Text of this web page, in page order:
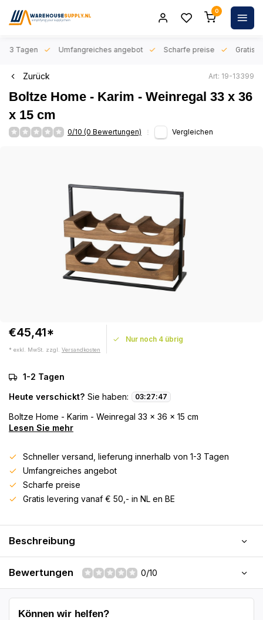
0
3 Tagen Umfangreiches angebot Scharfe preise Gratis
Zurück Art: 19-13399
Boltze Home - Karim - Weinregal 33 x 36
x 15 cm
0/10 (0 Bewertungen) Vergleichen
€45,41*
* exkl. MwSt. zzgl. Versandkosten
Nur noch 4 übrig
1-2 Tagen
Heute verschickt? Sie haben: 03:27:46
Boltze Home - Karim - Weinregal 33 x 36 x 15 cm
Lesen Sie mehr
Schneller versand, lieferung innerhalb von 1-3 Tagen
Umfangreiches angebot
Scharfe preise
Gratis levering vanaf € 50,- in NL en BE
Beschreibung
Bewertungen 0/10
Können wir helfen?